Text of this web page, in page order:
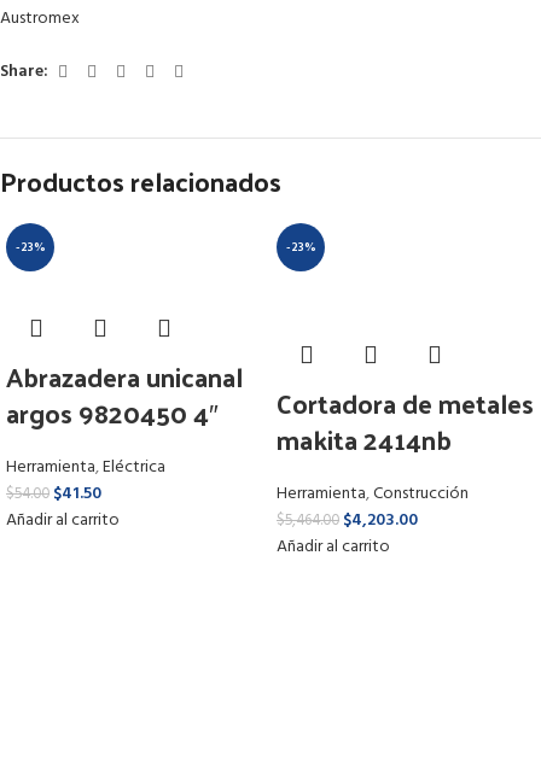
Austromex
Share:
Productos relacionados
-23%
Abrazadera unicanal
argos 9820450 4″
Herramienta,Eléctrica
$54.00 $41.50
Añadir al carrito
-23%
Cortadora de metales
makita 2414nb
Herramienta,Construcción
$5,464.00 $4,203.00
Añadir al carrito